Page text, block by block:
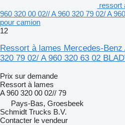
ressort
960 320 00 02// A 960 320 79 02/ A
pour camion
12
Ressort à lames Mercedes-Benz
320 79 02/ A 960 320 63 02
Prix sur demande
Ressort à lames
A 960 320 00 02// 79
Pays-Bas, Groesbeek
Schmidt Trucks B.V.
Contacter le vendeur